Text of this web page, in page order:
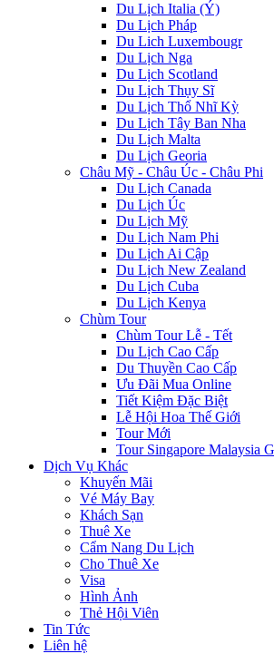
Du Lịch Italia (Ý)
Du Lịch Pháp
Du Lich Luxembougr
Du Lịch Nga
Du Lịch Scotland
Du Lịch Thụy Sĩ
Du Lịch Thổ Nhĩ Kỳ
Du Lịch Tây Ban Nha
Du Lịch Malta
Du Lịch Georia
Châu Mỹ - Châu Úc - Châu Phi
Du Lịch Canada
Du Lịch Úc
Du Lịch Mỹ
Du Lịch Nam Phi
Du Lịch Ai Cập
Du Lịch New Zealand
Du Lịch Cuba
Du Lịch Kenya
Chùm Tour
Chùm Tour Lễ - Tết
Du Lịch Cao Cấp
Du Thuyền Cao Cấp
Ưu Đãi Mua Online
Tiết Kiệm Đặc Biệt
Lễ Hội Hoa Thế Giới
Tour Mới
Tour Singapore Malaysia
Dịch Vụ Khác
Khuyến Mãi
Vé Máy Bay
Khách Sạn
Thuê Xe
Cẩm Nang Du Lịch
Cho Thuê Xe
Visa
Hình Ảnh
Thẻ Hội Viên
Tin Tức
Liên hệ